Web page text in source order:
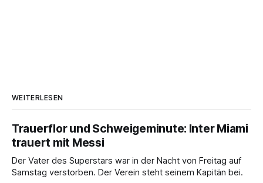
WEITERLESEN
Trauerflor und Schweigeminute: Inter Miami
trauert mit Messi
Der Vater des Superstars war in der Nacht von Freitag auf
Samstag verstorben. Der Verein steht seinem Kapitän bei.